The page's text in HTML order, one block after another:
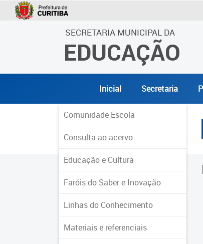
SECRETARIA MUNICIPAL DA
EDUCAÇÃO
Inicial Secretaria
Comunidade Escola
Consulta ao acervo
Educação e Cultura
Faróis do Saber e Inovação
Linhas do Conhecimento
Materiais e referenciais